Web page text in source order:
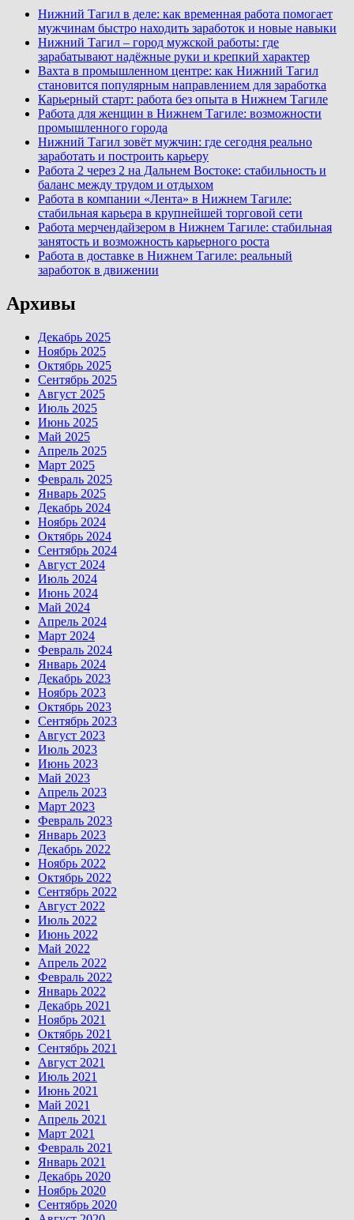
Нижний Тагил в деле: как временная работа помогает
мужчинам быстро находить заработок и новые навыки
Нижний Тагил – город мужской работы: где
зарабатывают надёжные руки и крепкий характер
Вахта в промышленном центре: как Нижний Тагил
становится популярным направлением для заработка
Карьерный старт: работа без опыта в Нижнем Тагиле
Работа для женщин в Нижнем Тагиле: возможности
промышленного города
Нижний Тагил зовёт мужчин: где сегодня реально
заработать и построить карьеру
Работа 2 через 2 на Дальнем Востоке: стабильность и
баланс между трудом и отдыхом
Работа в компании «Лента» в Нижнем Тагиле:
стабильная карьера в крупнейшей торговой сети
Работа мерчендайзером в Нижнем Тагиле: стабильная
занятость и возможность карьерного роста
Работа в доставке в Нижнем Тагиле: реальный
заработок в движении
Архивы
Декабрь 2025
Ноябрь 2025
Октябрь 2025
Сентябрь 2025
Август 2025
Июль 2025
Июнь 2025
Май 2025
Апрель 2025
Март 2025
Февраль 2025
Январь 2025
Декабрь 2024
Ноябрь 2024
Октябрь 2024
Сентябрь 2024
Август 2024
Июль 2024
Июнь 2024
Май 2024
Апрель 2024
Март 2024
Февраль 2024
Январь 2024
Декабрь 2023
Ноябрь 2023
Октябрь 2023
Сентябрь 2023
Август 2023
Июль 2023
Июнь 2023
Май 2023
Апрель 2023
Март 2023
Февраль 2023
Январь 2023
Декабрь 2022
Ноябрь 2022
Октябрь 2022
Сентябрь 2022
Август 2022
Июль 2022
Июнь 2022
Май 2022
Апрель 2022
Февраль 2022
Январь 2022
Декабрь 2021
Ноябрь 2021
Октябрь 2021
Сентябрь 2021
Август 2021
Июль 2021
Июнь 2021
Май 2021
Апрель 2021
Март 2021
Февраль 2021
Январь 2021
Декабрь 2020
Ноябрь 2020
Сентябрь 2020